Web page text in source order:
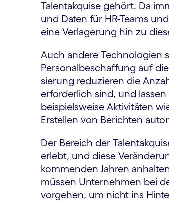
Talent­akquise gehört. Da
und Daten für HR-Teams
eine Verlagerung hin zu
Auch andere Technologien
Personal­beschaffung auf
sierung reduzieren die
erforderlich sind, und
beispielsweise Aktivitäten
Erstellen von Berichten
Der Bereich der
erlebt, und diese
kommenden Jahren
müssen Unternehmen bei
vorgehen, um nicht ins